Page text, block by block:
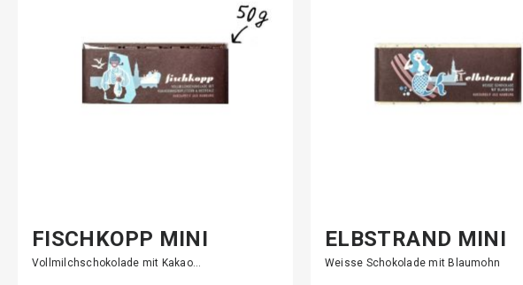
FISCHKOPP MINI
Vollmilchschokolade mit Kakao…
ELBSTRAND MINI
Weisse Schokolade mit Blaumohn